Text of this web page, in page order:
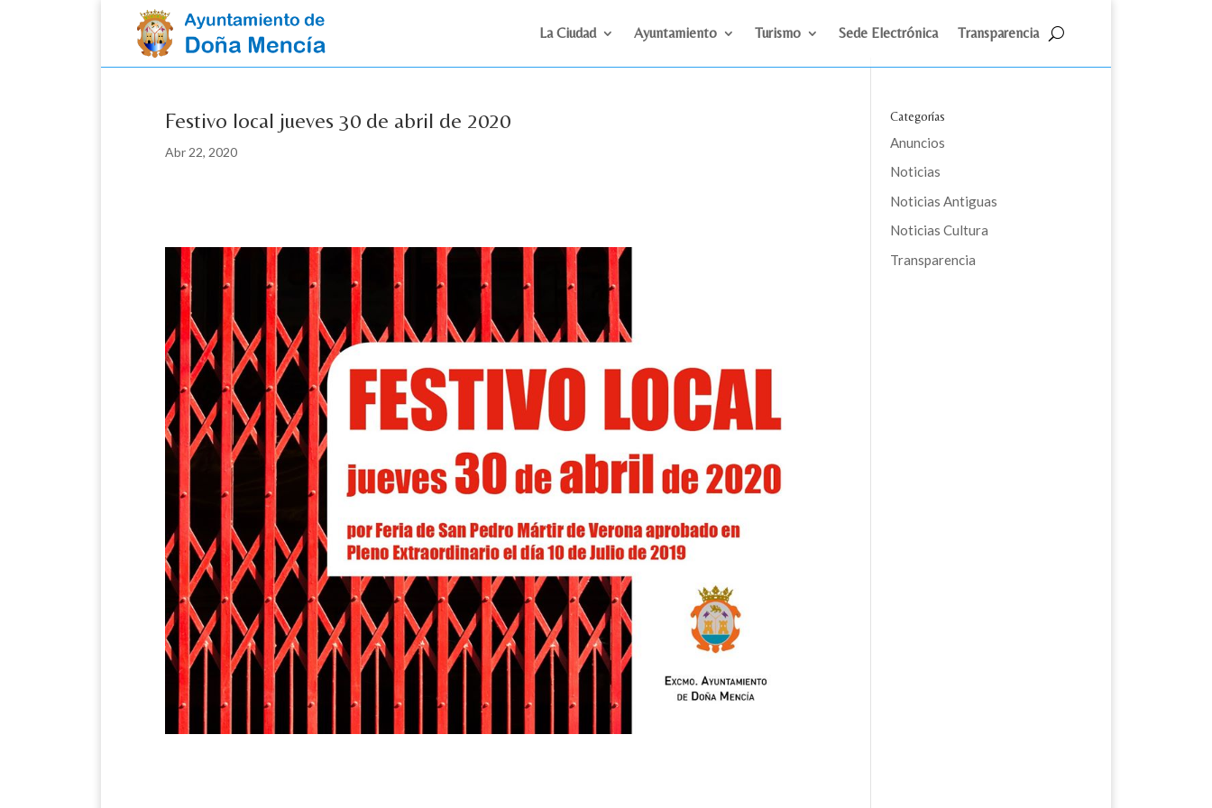
La Ciudad Ayuntamiento Turismo Sede Electrónica Transparencia
Festivo local jueves 30 de abril de 2020
Abr 22, 2020
Categorías
Anuncios
Noticias
Noticias Antiguas
Noticias Cultura
Transparencia